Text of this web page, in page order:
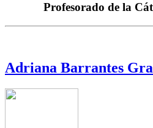
Profesorado de la
Adriana Barrantes